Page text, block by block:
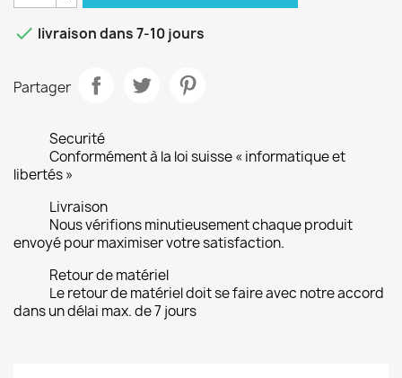
 livraison dans 7-10 jours
Partager
Securité
Conformément à la loi suisse « informatique et
libertés »
Livraison
Nous vérifions minutieusement chaque produit
envoyé pour maximiser votre satisfaction.
Retour de matériel
Le retour de matériel doit se faire avec notre accord
dans un délai max. de 7 jours